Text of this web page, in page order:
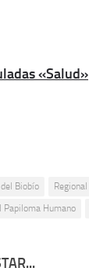
«Salud»
del Biobío Regional
Papiloma Humano